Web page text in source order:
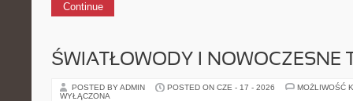
Continue
ŚWIATŁOWODY I NOWOCZESNE
POSTED BY ADMIN POSTED ON CZE - 17 - 2026
MOŻLIWOŚĆ
WYŁĄCZONA